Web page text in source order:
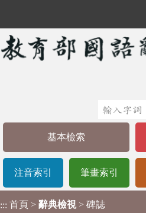
基本檢索
注音索引 筆畫索引
::: 首頁 > 辭典檢視 > 碑誌